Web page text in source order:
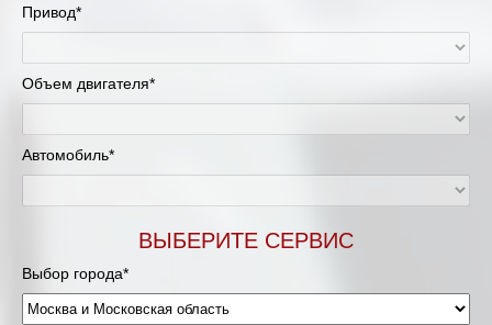
Москва и Московская область
Мурманск
Нижний Новгород
Привод*
Объем двигателя*
Автомобиль*
ВЫБЕРИТЕ СЕРВИС
Выбор города*